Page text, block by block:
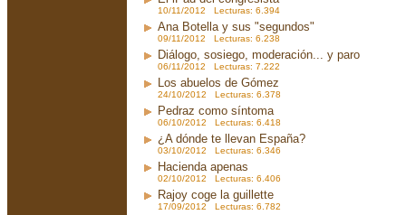
10/11/2012 Lecturas: 6.394
Ana Botella y sus "segundos"
09/11/2012 Lecturas: 6.238
Diálogo, sosiego, moderación... y paro
06/11/2012 Lecturas: 7.222
Los abuelos de Gómez
24/10/2012 Lecturas: 6.378
Pedraz como síntoma
06/10/2012 Lecturas: 6.418
¿A dónde te llevan España?
03/10/2012 Lecturas: 6.346
Hacienda apenas
02/10/2012 Lecturas: 6.406
Rajoy coge la guillette
17/09/2012 Lecturas: 6.782